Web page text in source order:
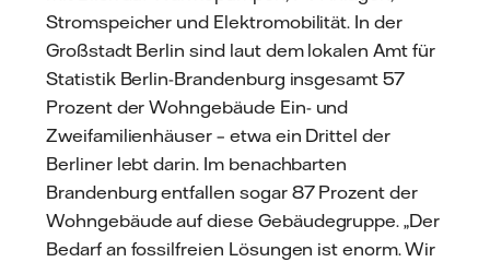
Stromspeicher und Elektromobilität. In der
Großstadt Berlin sind laut dem lokalen Amt für
Statistik Berlin-Brandenburg insgesamt 57
Prozent der Wohngebäude Ein- und
Zweifamilienhäuser – etwa ein Drittel der
Berliner lebt darin. Im benachbarten
Brandenburg entfallen sogar 87 Prozent der
Wohngebäude auf diese Gebäudegruppe. „Der
Bedarf an fossilfreien Lösungen ist enorm. Wir